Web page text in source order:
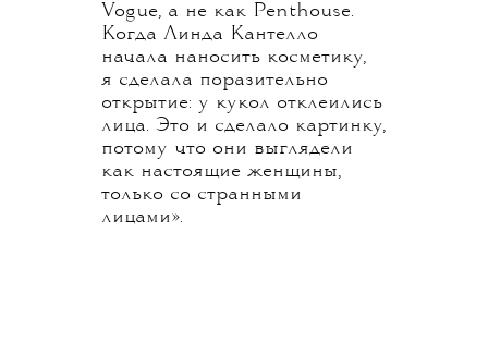
Vogue, а не как Penthouse.
Когда Линда Кантелло
начала наносить косметику,
я сделала поразительно
открытие: у кукол отклеились
лица. Это и сделало картинку,
потому что они выглядели
как настоящие женщины,
только со странными
лицами».